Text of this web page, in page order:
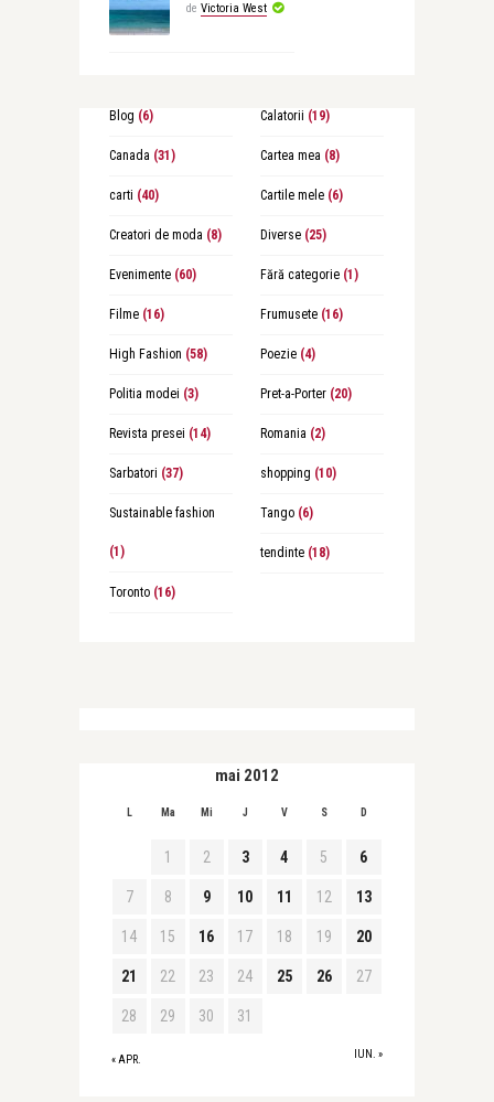
de Victoria West
Blog (6) Calatorii (19)
Canada (31) Cartea mea (8)
carti (40) Cartile mele(6)
Creatori de moda (8) Diverse(25)
Evenimente(60) Fără categorie(1)
Filme(16) Frumusete(16)
High Fashion (58) Poezie(4)
Politia modei (3) Pret-a-Porter(20)
Revista presei (14) Romania (2)
Sarbatori (37) shopping (10)
Sustainable fashion
(1)
Tango(6)
tendinte(18)
Toronto(16)
mai 2012
L Ma Mi J V S D
« APR. IUN. »
1 2 3 4 5 6
7 8 9 10 11 12 13
14 15 16 17 18 19 20
21 22 23 24 25 26 27
28 29 30 31